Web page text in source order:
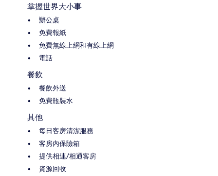
掌握世界大小事
辦公桌
免費報紙
免費無線上網和有線上網
電話
餐飲
餐飲外送
免費瓶裝水
其他
每日客房清潔服務
客房內保險箱
提供相連/相通客房
資源回收